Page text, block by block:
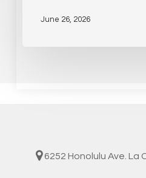
June 26, 2026
6252 Honolulu Ave. La